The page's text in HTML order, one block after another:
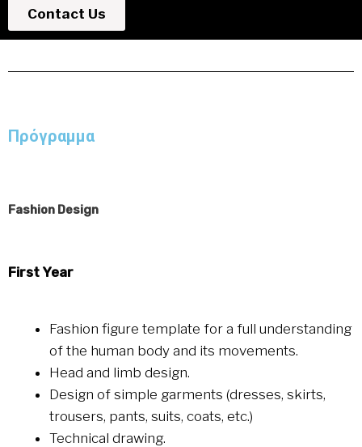
Contact Us
Πρόγραμμα
Fashion Design
First Year
Fashion figure template for a full understanding
of the human body and its movements.
Head and limb design.
Design of simple garments (dresses, skirts,
trousers, pants, suits, coats, etc.)
Technical drawing.